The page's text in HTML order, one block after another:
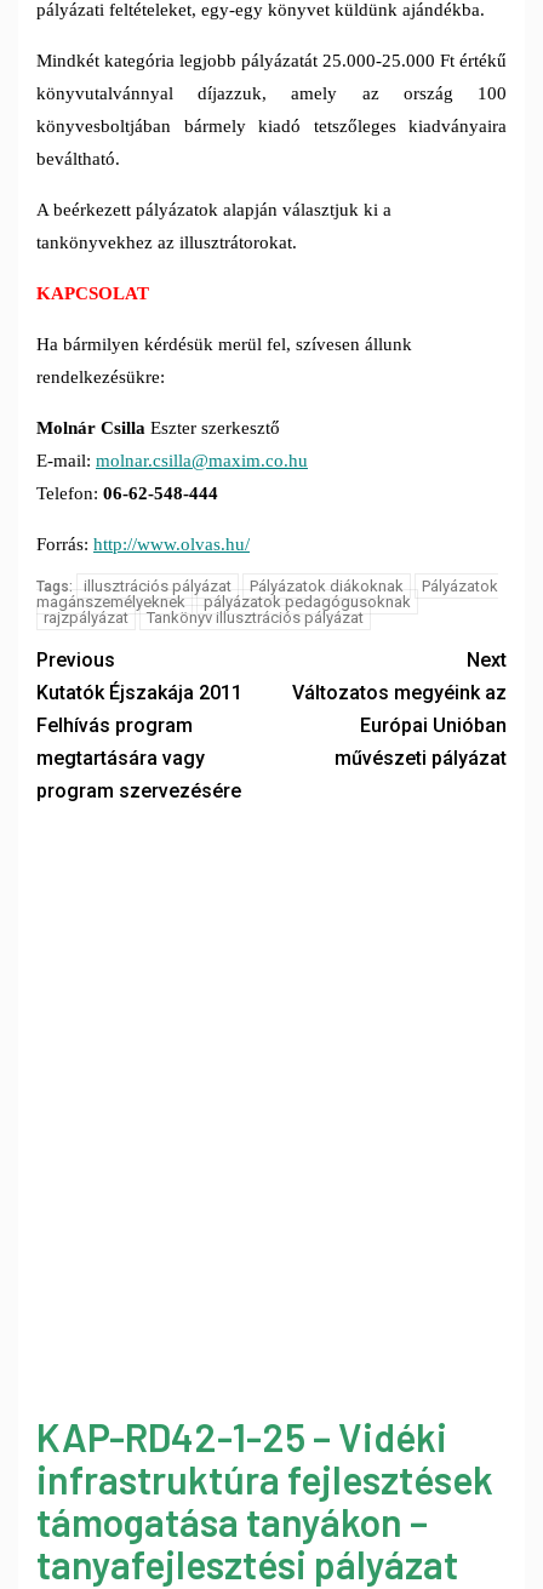
pályázati feltételeket, egy-egy könyvet küldünk ajándékba.
Mindkét kategória legjobb pályázatát 25.000-25.000 Ft értékű
könyvutalvánnyal díjazzuk, amely az ország 100
könyvesboltjában bármely kiadó tetszőleges kiadványaira
beváltható.
A beérkezett pályázatok alapján választjuk ki a
tankönyvekhez az illusztrátorokat.
KAPCSOLAT
Ha bármilyen kérdésük merül fel, szívesen állunk
rendelkezésükre:
Molnár Csilla Eszter szerkesztő
E-mail: molnar.csilla@maxim.co.hu
Telefon: 06-62-548-444
Forrás: http://www.olvas.hu/
Tags: illusztrációs pályázat Pályázatok diákoknak
Pályázatok
magánszemélyeknek
pályázatok pedagógusoknak
rajzpályázat
Tankönyv illusztrációs pályázat
Previous
Kutatók Éjszakája 2011
Felhívás program
megtartására vagy
program szervezésére
Next
Változatos megyéink az
Európai Unióban
művészeti pályázat
KAP-RD42-1-25 – Vidéki
infrastruktúra fejlesztések
támogatása tanyákon –
tanyafejlesztési pályázat